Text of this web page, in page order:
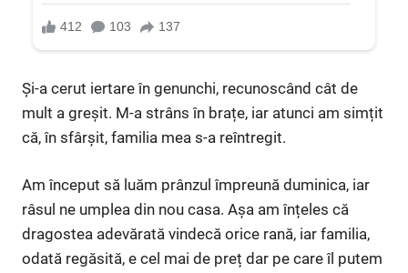
Și-a cerut iertare în genunchi, recunoscând cât de
mult a greșit. M-a strâns în brațe, iar atunci am simțit
că, în sfârșit, familia mea s-a reîntregit.
Am început să luăm prânzul împreună duminica, iar
râsul ne umplea din nou casa. Așa am înțeles că
dragostea adevărată vindecă orice rană, iar familia,
odată regăsită, e cel mai de preț dar pe care îl putem